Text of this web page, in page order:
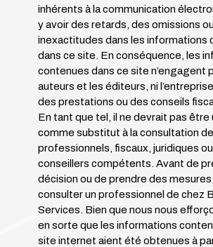
inhérents à la communication
y avoir des retards, des omissions
inexactitudes dans les informations
dans ce site. En conséquence, les
contenues dans ce site n’engagent
auteurs et les éditeurs, ni
des prestations ou des conseils
En tant que tel, il ne devrait pas être
comme substitut à la consultation
professionnels, fiscaux, juridiques
conseillers compétents. Avant de
décision ou de prendre des
consulter un professionnel de chez
Services. Bien que nous nous
en sorte que les informations
site internet aient été obtenues à